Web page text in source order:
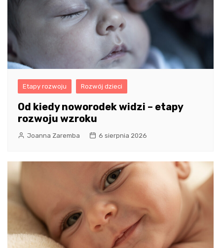
Etapy rozwoju Rozwój dzieci
Od kiedy noworodek widzi – etapy
rozwoju wzroku
Joanna Zaremba 6 sierpnia 2026